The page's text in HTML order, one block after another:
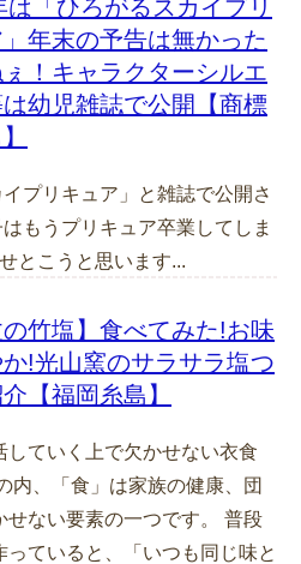
は「ひろがるスカイプリ
年末の予告は無かった
！キャラクターシルエ
は幼児雑誌で公開【商標
プリキュア」と雑誌で公開さ
もうプリキュア卒業してしま
とこうと思います...
の竹塩】食べてみた!お味
か!光山窯のサラサラ塩つ
【福岡糸島】
していく上で欠かせない衣食
内、「食」は家族の健康、団
せない要素の一つです。 普段
っていると、「いつも同じ味と